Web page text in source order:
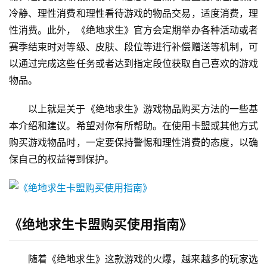
冷静、理性消费和理性看待游戏的物品交易，适度消费，理
性消费。此外，《绝地求生》官方会定期举办各种活动或者
赛季结束时对等级、皮肤、段位等进行补偿赠送等机制，可
以通过完成这些任务或者达到指定段位获取自己喜欢的游戏
物品。
以上就是关于《绝地求生》游戏物品购买方法的一些基
本介绍和建议。希望对你有所帮助。在使用卡盟或其他方式
购买游戏物品时，一定要保持警惕和理性消费的态度，以确
保自己的权益得到保护。
《绝地求生卡盟购买使用指南》
随着《绝地求生》这款游戏的火爆，越来越多的玩家选